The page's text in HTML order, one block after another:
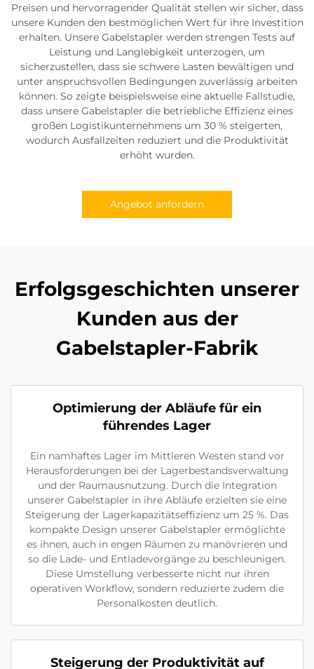
Preisen und hervorragender Qualität stellen wir sicher, dass
unsere Kunden den bestmöglichen Wert für ihre Investition
erhalten. Unsere Gabelstapler werden strengen Tests auf
Leistung und Langlebigkeit unterzogen, um
sicherzustellen, dass sie schwere Lasten bewältigen und
unter anspruchsvollen Bedingungen zuverlässig arbeiten
können. So zeigte beispielsweise eine aktuelle Fallstudie,
dass unsere Gabelstapler die betriebliche Effizienz eines
großen Logistikunternehmens um 30 % steigerten,
wodurch Ausfallzeiten reduziert und die Produktivität
erhöht wurden.
Angebot anfordern
Erfolgsgeschichten unserer
Kunden aus der
Gabelstapler-Fabrik
Optimierung der Abläufe für ein
führendes Lager
Ein namhaftes Lager im Mittleren Westen stand vor
Herausforderungen bei der Lagerbestandsverwaltung
und der Raumausnutzung. Durch die Integration
unserer Gabelstapler in ihre Abläufe erzielten sie eine
Steigerung der Lagerkapazitätseffizienz um 25 %. Das
kompakte Design unserer Gabelstapler ermöglichte
es ihnen, auch in engen Räumen zu manövrieren und
so die Lade- und Entladevorgänge zu beschleunigen.
Diese Umstellung verbesserte nicht nur ihren
operativen Workflow, sondern reduzierte zudem die
Personalkosten deutlich.
Steigerung der Produktivität auf